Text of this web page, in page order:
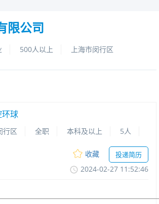
限公司
500人以上 上海市闵行区
球
行区 全职 本科及以上
5人
收藏
投递简历
2024-02-2711:52:46